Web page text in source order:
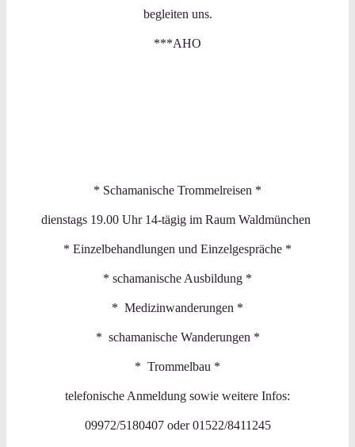
begleiten uns.
***AHO
* Schamanische Trommelreisen *
dienstags 19.00 Uhr 14-tägig im Raum Waldmünchen
* Einzelbehandlungen und Einzelgespräche *
* schamanische Ausbildung *
* Medizinwanderungen *
* schamanische Wanderungen *
* Trommelbau *
telefonische Anmeldung sowie weitere Infos:
09972/5180407 oder 01522/8411245